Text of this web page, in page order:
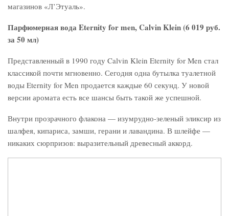
магазинов «Л’Этуаль».
Парфюмерная вода Eternity for men, Calvin Klein (6 019 руб.
за 50 мл)
Представленный в 1990 году Calvin Klein Eternity for Men стал
классикой почти мгновенно. Сегодня одна бутылка туалетной
воды Eternity for Men продается каждые 60 секунд. У новой
версии аромата есть все шансы быть такой же успешной.
Внутри прозрачного флакона — изумрудно-зеленый эликсир из
шалфея, кипариса, замши, герани и лавандина. В шлейфе —
никаких сюрпризов: выразительный древесный аккорд.